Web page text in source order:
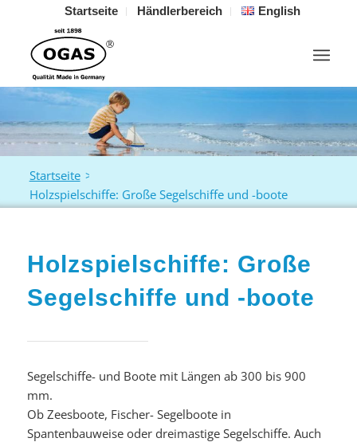
Startseite Händlerbereich English
Startseite >
Holzspielschiffe: Große Segelschiffe und -boote
Holzspielschiffe: Große
Segelschiffe und -boote
Segelschiffe- und Boote mit Längen ab 300 bis 900
mm.
Ob Zeesboote, Fischer- Segelboote in
Spantenbauweise oder dreimastige Segelschiffe. Auch